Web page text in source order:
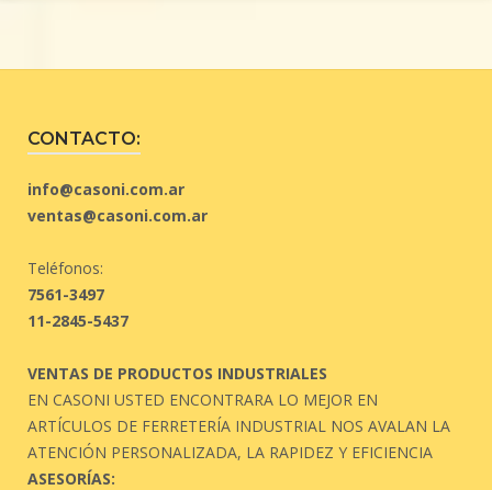
CONTACTO:
info@casoni.com.ar
ventas@casoni.com.ar
Teléfonos:
7561-3497
11-2845-5437
VENTAS DE PRODUCTOS INDUSTRIALES
EN CASONI USTED ENCONTRARA LO MEJOR EN
ARTÍCULOS DE FERRETERÍA INDUSTRIAL NOS AVALAN LA
ATENCIÓN PERSONALIZADA, LA RAPIDEZ Y EFICIENCIA
ASESORÍAS: